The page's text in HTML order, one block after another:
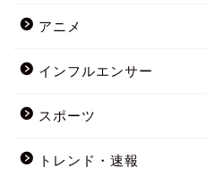
アニメ
インフルエンサー
スポーツ
トレンド・速報